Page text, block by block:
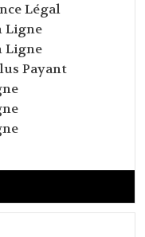
Légal
Ligne
Ligne
Payant